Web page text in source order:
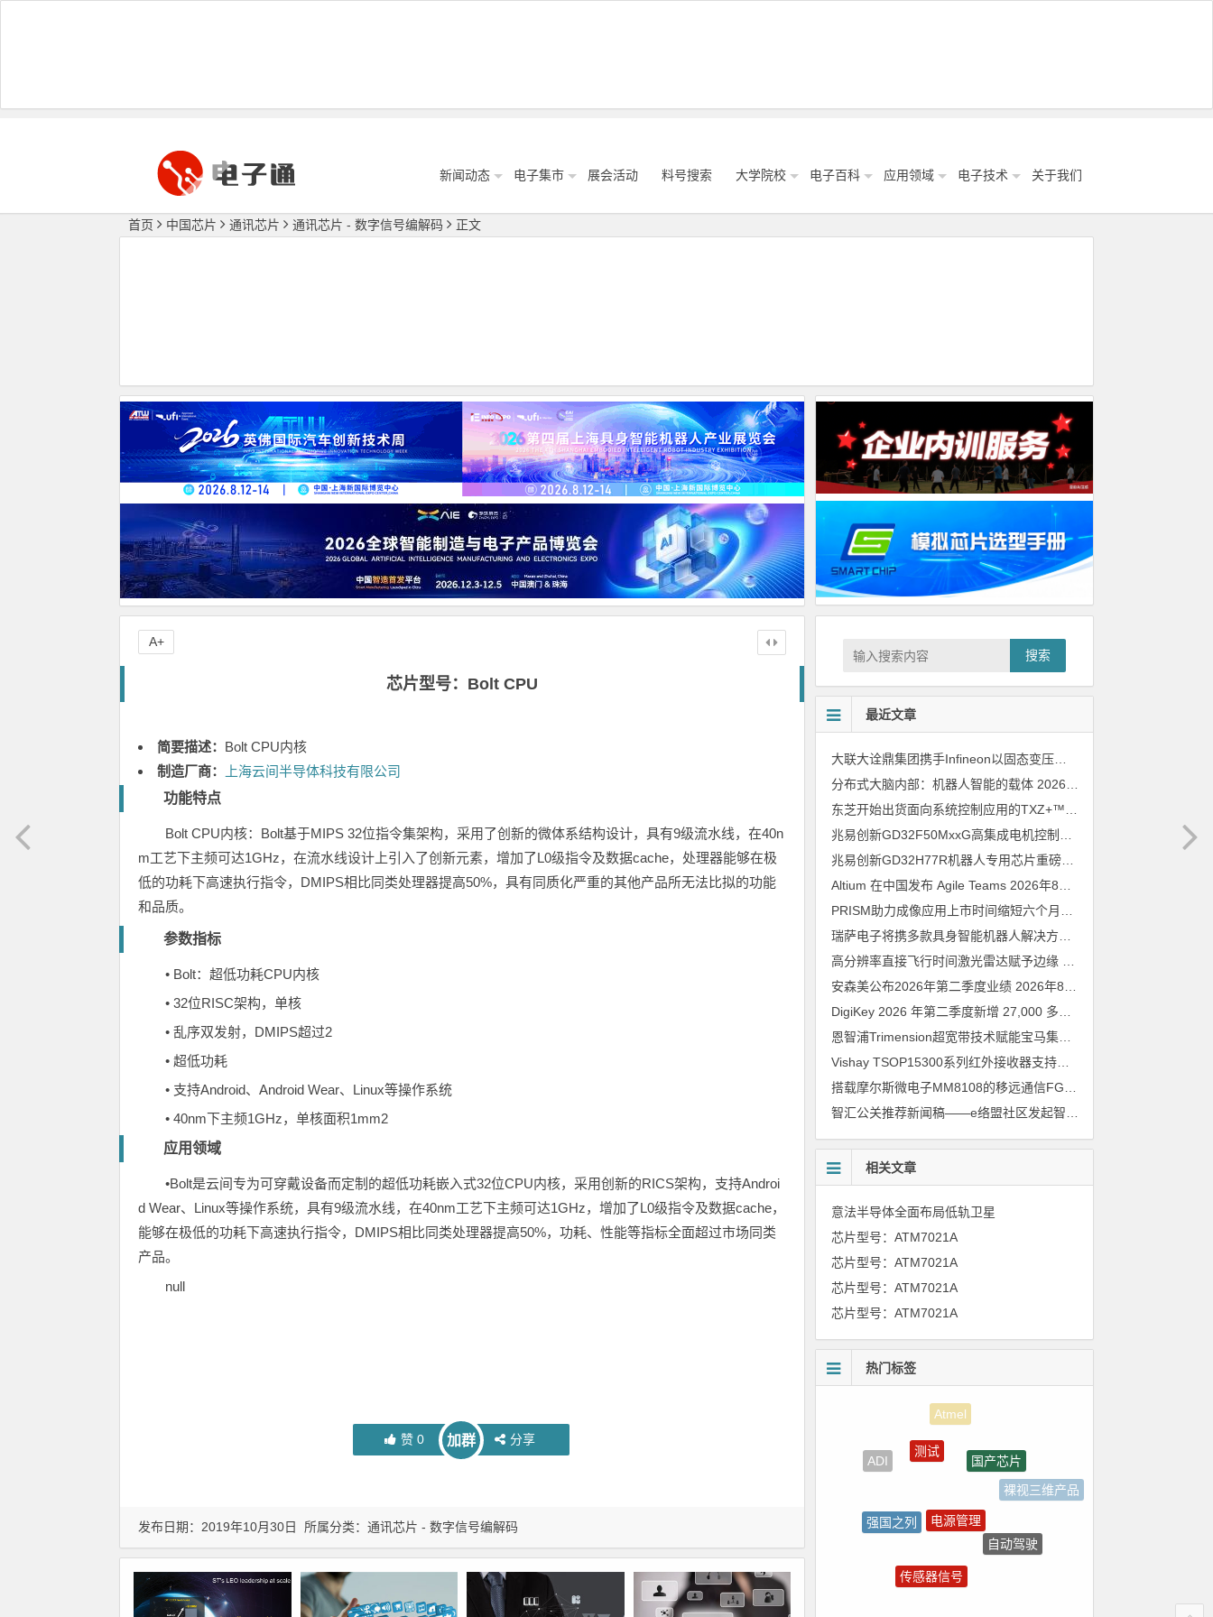
新闻动态 电子集市 展会活动 料号搜索 大学院校 电子百科 应用领域 电子技术 关于我们
首页 中国芯片 通讯芯片 通讯芯片 - 数字信号编解码 正文
芯片型号：Bolt CPU
简要描述： Bolt CPU内核
制造厂商：
上海云间半导体科技有限公司
功能特点
Bolt CPU内核：Bolt基于MIPS 32位指令集架构，采用了创新的微体系结构设计，具有9级流水线，在40n
m工艺下主频可达1GHz，在流水线设计上引入了创新元素，增加了L0级指令及数据cache，处理器能够在极
低的功耗下高速执行指令，DMIPS相比同类处理器提高50%，具有同质化严重的其他产品所无法比拟的功能
和品质。
参数指标
• Bolt：超低功耗CPU内核
• 32位RISC架构，单核
• 乱序双发射，DMIPS超过2
• 超低功耗
• 支持Android、Android Wear、Linux等操作系统
• 40nm下主频1GHz，单核面积1mm2
应用领域
•Bolt是云间专为可穿戴设备而定制的超低功耗嵌入式32位CPU内核，采用创新的RICS架构，支持Androi
d Wear、Linux等操作系统，具有9级流水线，在40nm工艺下主频可达1GHz，增加了L0级指令及数据cache，
能够在极低的功耗下高速执行指令，DMIPS相比同类处理器提高50%，功耗、性能等指标全面超过市场同类
产品。
null
赞0 加群 分享
A+
发布日期：2019年10月30日 所属分类： 通讯芯片 - 数字信号编解码
搜索
最近文章
大联大诠鼎集团携手Infineon以固态变压器重构配电效率新标杆
分布式大脑内部：机器人智能的载体 2026年8月6日
兆易创新GD32H77R机器人专用芯片重磅亮相，精准赋能伺服驱动与关节控制
Altium 在中国发布 Agile Teams 2026年8月6日
安森美公布2026年第二季度业绩 2026年8月6日
恩智浦Trimension超宽带技术赋能宝马集团Digital Key Plus及生命体存在检测功能
Vishay TSOP15300系列红外接收器支持所有主流遥控代码
相关文章
意法半导体全面布局低轨卫星
芯片型号：ATM7021A
芯片型号：ATM7021A
芯片型号：ATM7021A
芯片型号：ATM7021A
热门标签
ADI
裸视三维产品
电路图
传感器信号